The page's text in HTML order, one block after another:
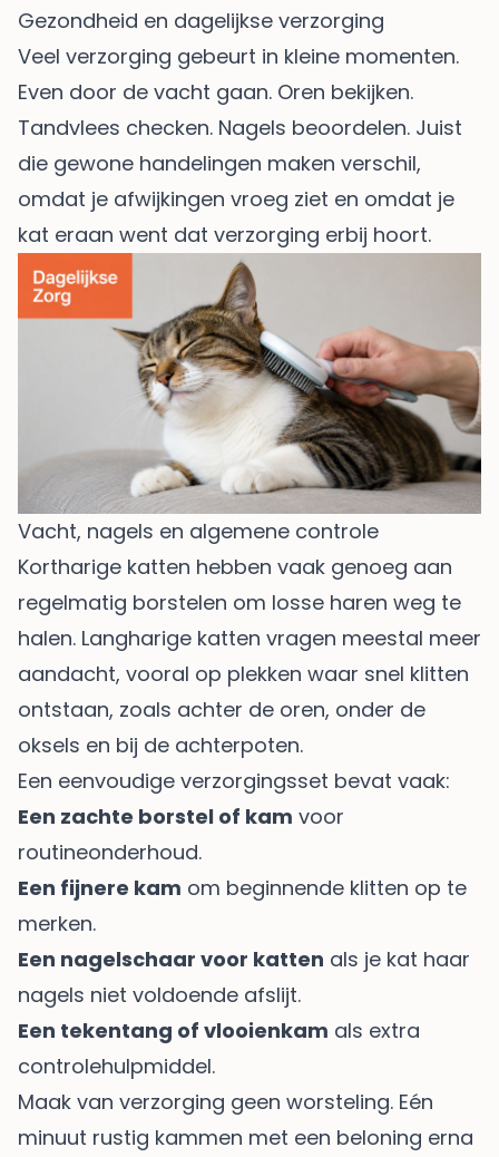
Gezondheid en dagelijkse verzorging
Veel verzorging gebeurt in kleine momenten.
Even door de vacht gaan. Oren bekijken.
Tandvlees checken. Nagels beoordelen. Juist
die gewone handelingen maken verschil,
omdat je afwijkingen vroeg ziet en omdat je
kat eraan went dat verzorging erbij hoort.
Vacht, nagels en algemene controle
Kortharige katten hebben vaak genoeg aan
regelmatig borstelen om losse haren weg te
halen. Langharige katten vragen meestal meer
aandacht, vooral op plekken waar snel klitten
ontstaan, zoals achter de oren, onder de
oksels en bij de achterpoten.
Een eenvoudige verzorgingsset bevat vaak:
Een zachte borstel of kam voor
routineonderhoud.
Een fijnere kam om beginnende klitten op te
merken.
Een nagelschaar voor katten als je kat haar
nagels niet voldoende afslijt.
Een tekentang of vlooienkam als extra
controlehulpmiddel.
Maak van verzorging geen worsteling. Eén
minuut rustig kammen met een beloning erna